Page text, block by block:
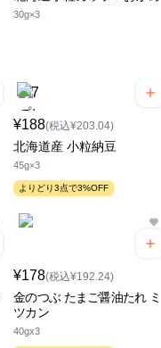
30g×3
¥188(税込¥203.04)
北海道産 小粒納豆
45g×3
よりどり3点で3%OFF
¥178(税込¥192.24)
金のつぶ たまご醤油たれ ミ
ツカン
40gx3